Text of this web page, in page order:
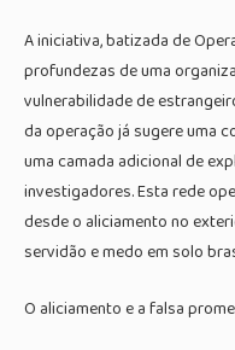
A iniciativa, batizada de
profundezas de uma
vulnerabilidade de
da operação já sugere uma
uma camada adicional de
investigadores. Esta rede
desde o aliciamento no
servidão e medo em solo
O aliciamento e a falsa